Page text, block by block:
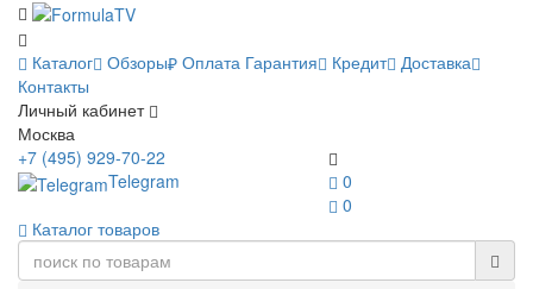
Каталог Обзоры Оплата Гарантия Кредит Доставка
Контакты
Личный кабинет
Москва
0
0
+7 (495) 929-70-22
Telegram
Каталог товаров